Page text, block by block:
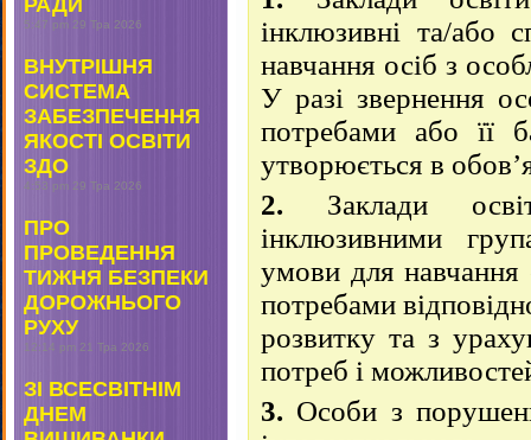
5:47 pm 29 Тра 2026
ВНУТРІШНЯ
СИСТЕМА
ЗАБЕЗПЕЧЕННЯ
ЯКОСТІ ОСВІТИ
ЗДО
4:53 pm 29 Тра 2026
ПРО
ПРОВЕДЕННЯ
ТИЖНЯ БЕЗПЕКИ
ДОРОЖНЬОГО
РУХУ
12:14 pm 21 Тра 2026
ЗІ ВСЕСВІТНІМ
ДНЕМ
інклюзивні та/або
навчання осіб з
У разі звернення
потребами або її
утворюється в
2. Заклади
інклюзивними
умови для навчання
потребами
розвитку та з
потреб і
3. Особи з